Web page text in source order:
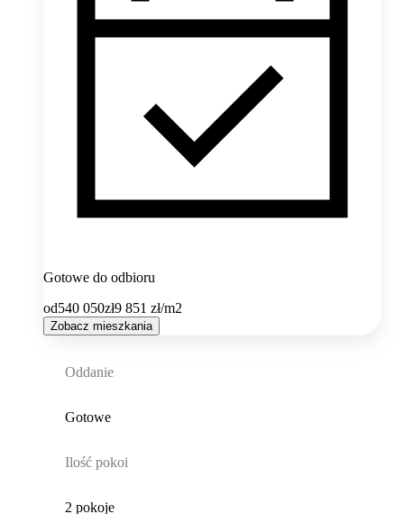
Gotowe do odbioru
od540 050zł9 851 zł/m2
Zobacz mieszkania
Oddanie
Gotowe
Ilość pokoi
2 pokoje